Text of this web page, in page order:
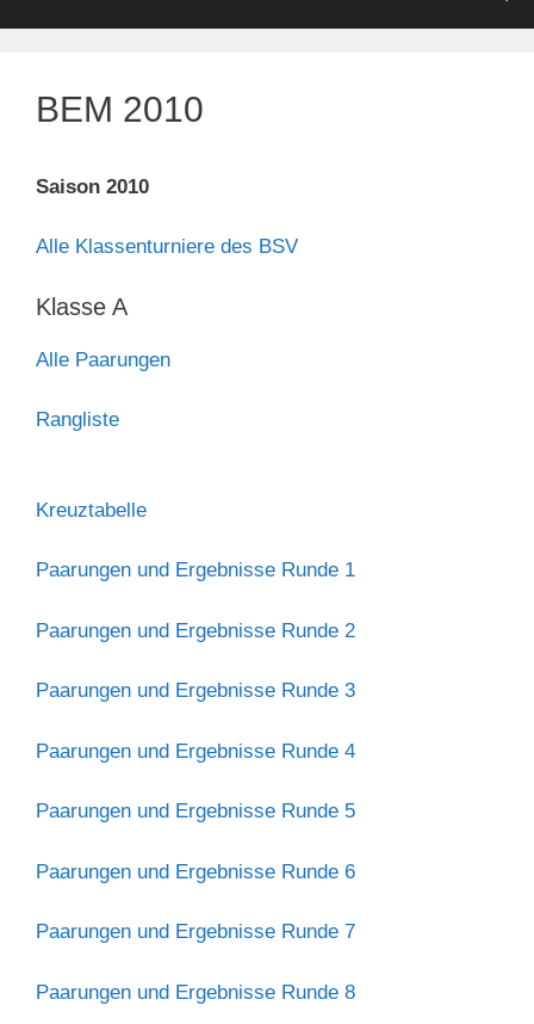
BEM 2010
Saison 2010
Alle Klassenturniere des BSV
Klasse A
Alle Paarungen
Rangliste
Kreuztabelle
Paarungen und Ergebnisse Runde 1
Paarungen und Ergebnisse Runde 2
Paarungen und Ergebnisse Runde 3
Paarungen und Ergebnisse Runde 4
Paarungen und Ergebnisse Runde 5
Paarungen und Ergebnisse Runde 6
Paarungen und Ergebnisse Runde 7
Paarungen und Ergebnisse Runde 8